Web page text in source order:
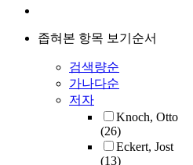
좁혀본 항목 보기순서
검색량순
가나다순
저자
Knoch, Otto
(26)
Eckert, Jost
(13)